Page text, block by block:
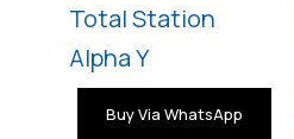
Total Station
Alpha Y
Buy Via WhatsApp